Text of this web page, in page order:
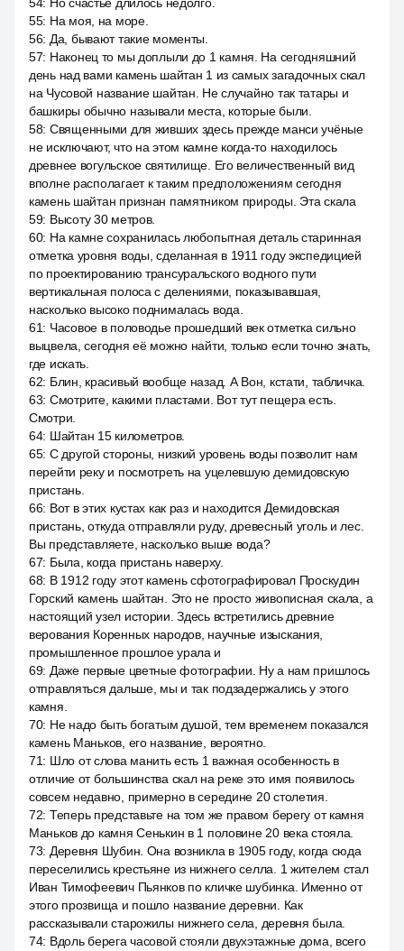
55: На моя, на море.
56: Да, бывают такие моменты.
57: Наконец то мы доплыли до 1 камня. На сегодняшний
день над вами камень шайтан 1 из самых загадочных скал
на Чусовой название шайтан. Не случайно так татары и
башкиры обычно называли места, которые были.
58: Священными для живших здесь прежде манси учёные
не исключают, что на этом камне когда-то находилось
древнее вогульское святилище. Его величественный вид
вполне располагает к таким предположениям сегодня
камень шайтан признан памятником природы. Эта скала
59: Высоту 30 метров.
60: На камне сохранилась любопытная деталь старинная
отметка уровня воды, сделанная в 1911 году экспедицией
по проектированию трансуральского водного пути
вертикальная полоса с делениями, показывавшая,
насколько высоко поднималась вода.
61: Часовое в половодье прошедший век отметка сильно
выцвела, сегодня её можно найти, только если точно знать,
где искать.
62: Блин, красивый вообще назад. А Вон, кстати, табличка.
63: Смотрите, какими пластами. Вот тут пещера есть.
Смотри.
64: Шайтан 15 километров.
65: С другой стороны, низкий уровень воды позволит нам
перейти реку и посмотреть на уцелевшую демидовскую
пристань.
66: Вот в этих кустах как раз и находится Демидовская
пристань, откуда отправляли руду, древесный уголь и лес.
Вы представляете, насколько выше вода?
67: Была, когда пристань наверху.
68: В 1912 году этот камень сфотографировал Проскудин
Горский камень шайтан. Это не просто живописная скала, а
настоящий узел истории. Здесь встретились древние
верования Коренных народов, научные изыскания,
промышленное прошлое урала и
69: Даже первые цветные фотографии. Ну а нам пришлось
отправляться дальше, мы и так подзадержались у этого
камня.
70: Не надо быть богатым душой, тем временем показался
камень Маньков, его название, вероятно.
71: Шло от слова манить есть 1 важная особенность в
отличие от большинства скал на реке это имя появилось
совсем недавно, примерно в середине 20 столетия.
72: Теперь представьте на том же правом берегу от камня
Маньков до камня Сенькин в 1 половине 20 века стояла.
73: Деревня Шубин. Она возникла в 1905 году, когда сюда
переселились крестьяне из нижнего селла. 1 жителем стал
Иван Тимофеевич Пьянков по кличке шубинка. Именно от
этого прозвища и пошло название деревни. Как
рассказывали старожилы нижнего села, деревня была.
74: Вдоль берега часовой стояли двухэтажные дома, всего